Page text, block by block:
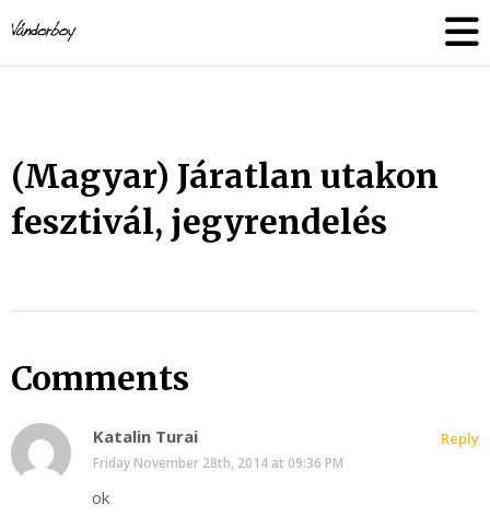
to
content
(Magyar) Járatlan utakon
fesztivál, jegyrendelés
Comments
Katalin Turai
Friday November 28th, 2014 at 09:36 PM
ok
Reply